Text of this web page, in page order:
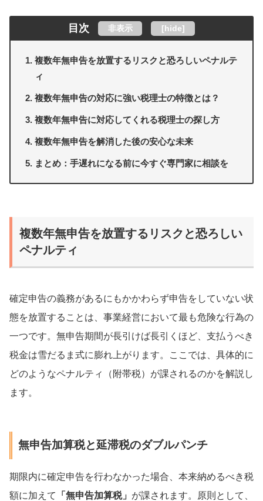
目次 非表示 [hide]
複数年無申告を放置するリスクと恐ろしいペナルテ
ィ
複数年無申告の対応に強い税理士の特徴とは？
複数年無申告に対応してくれる税理士の探し方
複数年無申告を解消した後の安心な未来
まとめ：手遅れになる前に今すぐ専門家に相談を
複数年無申告を放置するリスクと恐ろしい
ペナルティ
確定申告の義務があるにもかかわらず申告をしていない状
態を放置することは、事業経営において最も危険な行為の
一つです。無申告期間が長引けば長引くほど、支払うべき
税金は雪だるま式に膨れ上がります。ここでは、具体的に
どのようなペナルティ（附帯税）が課されるのかを解説し
ます。
無申告加算税と延滞税のダブルパンチ
期限内に確定申告を行わなかった場合、本来納めるべき税
額に加えて
「無申告加算税」 が課されます。原則として、